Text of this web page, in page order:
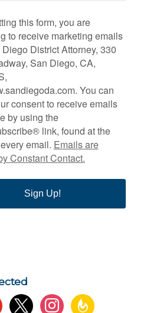
this form, you are
to receive marketing emails
District Attorney, 330
San Diego, CA,
You can
consent to receive emails
by using the
link, found at the
email. Emails are
Constant Contact.
Sign Up!
x instagramfeedburner